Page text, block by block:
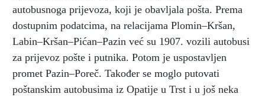
autobusnoga prijevoza, koji je obavljala pošta. Prema
dostupnim podatcima, na relacijama Plomin–Kršan,
Labin–Kršan–Pićan–Pazin već su 1907. vozili autobusi
za prijevoz pošte i putnika. Potom je uspostavljen
promet Pazin–Poreč. Također se moglo putovati
poštanskim autobusima iz Opatije u Trst i u još neka